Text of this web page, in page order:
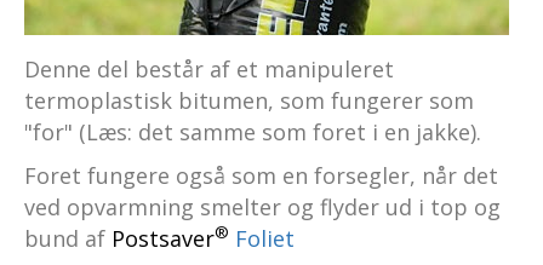
Denne del består af et manipuleret
termoplastisk bitumen, som fungerer som
"for" (Læs: det samme som foret i en jakke).
Foret fungere også som en forsegler, når det
ved opvarmning smelter og flyder ud i top og
bund af Postsaver® Foliet